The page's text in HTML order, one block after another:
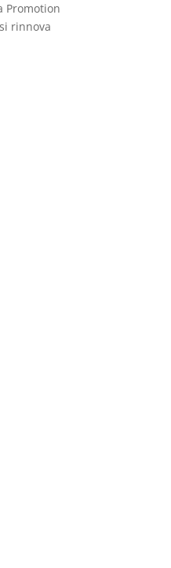
Promotion
rinnova